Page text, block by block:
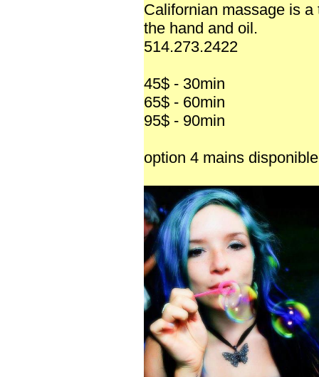
Californian massage is
the hand and oil.
514.273.2422
45$ - 30min
65$ - 60min
95$ - 90min
option 4 mains